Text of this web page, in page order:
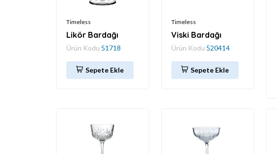
Timeless
Likör Bardağı
Ürün Kodu 51718
Sepete Ekle
Timeless
Viski Bardağı
Ürün Kodu 520414
Sepete Ekle